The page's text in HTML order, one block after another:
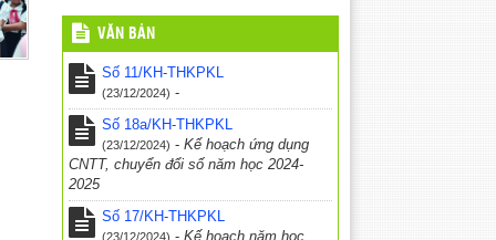
TRƯỜNG NĂM HỌC 2022 – 2023
(06/12/2022)
Văn bản quy định về đánh giá môn
tin học và công nghệ
Kế hoạch hoạt động dạy và học năm
2017
(24/03/2017)
học mới
(24/03/2017)
VĂN BẢN
Số 11/KH-THKPKL
(23/12/2024) -
Số 18a/KH-THKPKL
(23/12/2024) - Kế hoạch ứng dụng
CNTT, chuyển đổi số năm học 2024-
2025
Số 17/KH-THKPKL
(23/12/2024) - Kế hoạch năm học